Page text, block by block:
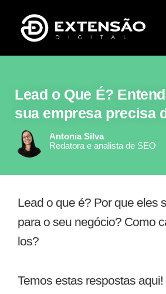
Lead o Que É?
sua empresa precisa
Antonia Silva
Redatora e analista de SEO
Lead o que é? Por que eles
para o seu negócio? Como
los?
Temos estas respostas aqui!